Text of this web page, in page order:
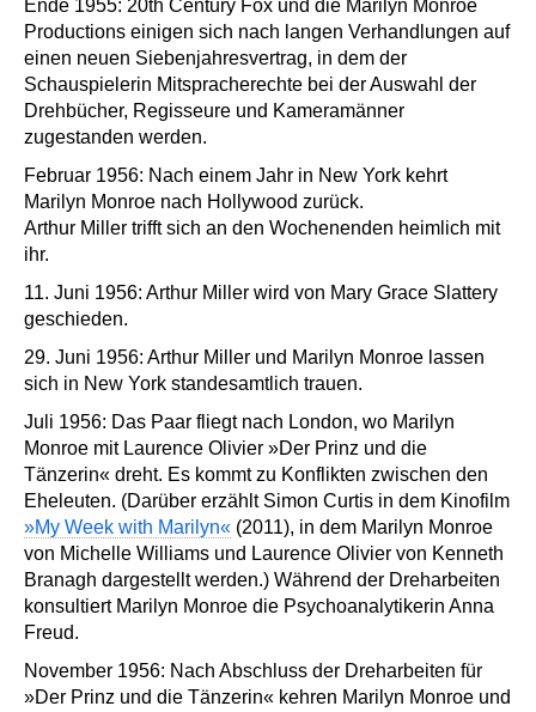
Ende 1955: 20th Century Fox und die Marilyn Monroe
Productions einigen sich nach langen Verhandlungen auf
einen neuen Siebenjahresvertrag, in dem der
Schauspielerin Mitspracherechte bei der Auswahl der
Drehbücher, Regisseure und Kameramänner
zugestanden werden.
Februar 1956: Nach einem Jahr in New York kehrt
Marilyn Monroe nach Hollywood zurück.
Arthur Miller trifft sich an den Wochenenden heimlich mit
ihr.
11. Juni 1956: Arthur Miller wird von Mary Grace Slattery
geschieden.
29. Juni 1956: Arthur Miller und Marilyn Monroe lassen
sich in New York standesamtlich trauen.
Juli 1956: Das Paar fliegt nach London, wo Marilyn
Monroe mit Laurence Olivier »Der Prinz und die
Tänzerin« dreht. Es kommt zu Konflikten zwischen den
Eheleuten. (Darüber erzählt Simon Curtis in dem Kinofilm
»My Week with Marilyn« (2011), in dem Marilyn Monroe
von Michelle Williams und Laurence Olivier von Kenneth
Branagh dargestellt werden.) Während der Dreharbeiten
konsultiert Marilyn Monroe die Psychoanalytikerin Anna
Freud.
November 1956: Nach Abschluss der Dreharbeiten für
»Der Prinz und die Tänzerin« kehren Marilyn Monroe und